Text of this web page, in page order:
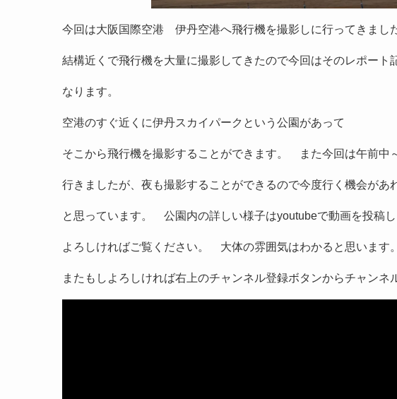
今回は大阪国際空港 伊丹空港へ飛行機を撮影しに行ってきまし
結構近くで飛行機を大量に撮影してきたので今回はそのレポート
なります。
空港のすぐ近くに伊丹スカイパークという公園があって
そこから飛行機を撮影することができます。 また今回は午前中
行きましたが、夜も撮影することができるので今度行く機会があ
と思っています。 公園内の詳しい様子はyoutubeで動画を投稿
よろしければご覧ください。 大体の雰囲気はわかると思います。
またもしよろしければ右上のチャンネル登録ボタンからチャンネ